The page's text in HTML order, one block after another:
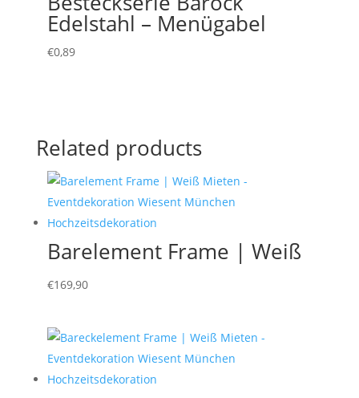
Edelstahl – Menügabel
€0,89
Related products
Barelement Frame | Weiß
€169,90